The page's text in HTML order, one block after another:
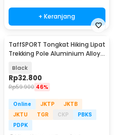
+ Keranjang
TaffSPORT Tongkat Hiking Lipat
Trekking Pole Aluminium Alloy
Black
Rp32.800
Rp59.900 46%
Online JKTP
JKTB
JKTU
TGR CKP
PBKS
PDPK